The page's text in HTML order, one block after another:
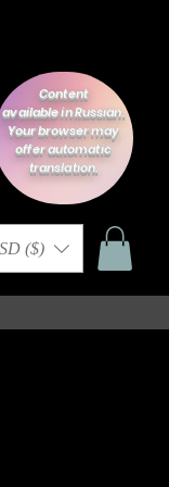
Content
available in Russian.
Your browser may
offer automatic
translation.
($)